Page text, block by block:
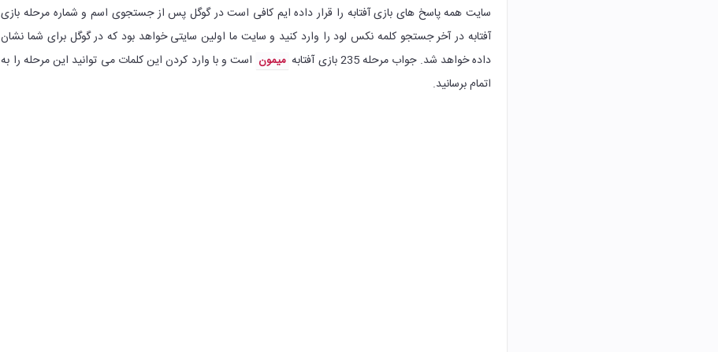
سایت همه پاسخ های بازی آفتابه را قرار داده ایم کافی است در گوگل پس از جستجوی اسم و شماره مرحله بازی
آفتابه در آخر جستجو کلمه نکس لود را وارد کنید و سایت ما اولین سایتی خواهد بود که در گوگل برای شما نشان
داده خواهد شد. جواب مرحله 235 بازی آفتابه
میمون است و با وارد کردن این کلمات می توانید این مرحله را به
اتمام برسانید.